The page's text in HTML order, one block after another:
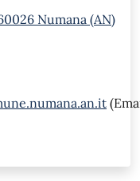
Numana (AN)